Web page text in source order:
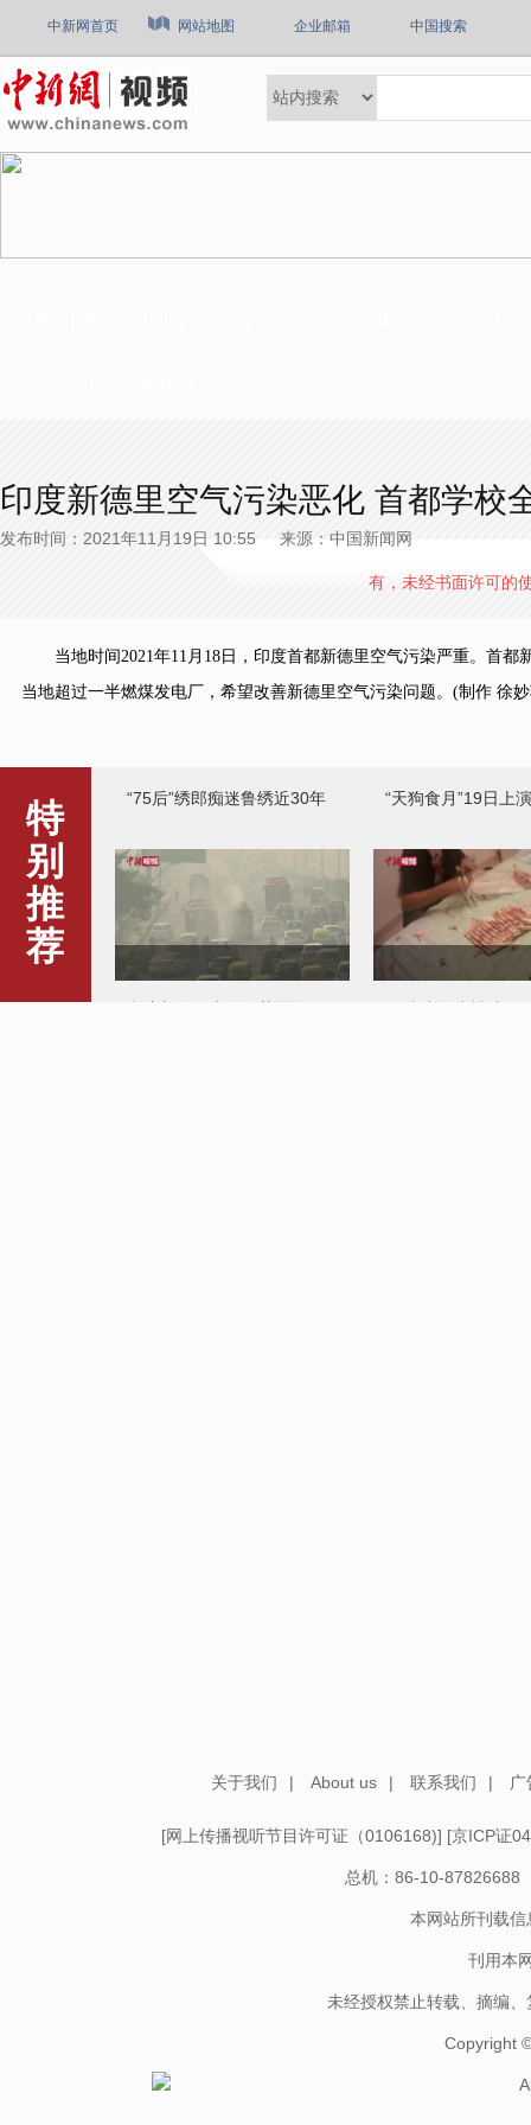
中新网首页 网站地图 企业邮箱 中国搜索
印度新德里空气污染恶化 首都学校
发布时间：2021年11月19日 10:55 来源：中国新闻网
有，未经书面许可的
当地时间2021年11月18日，印度首都新德里空气污染严重。首都
当地超过一半燃煤发电厂，希望改善新德里空气污染问题。(制作 徐
特
别
推
荐
印度新德里空气污染恶化 12岁小学生被骗7.7
关于我们 | About us | 联系我们 |
[网上传播视听节目许可证（0106168)] [京ICP证
总机：86-10-87826688
本网站所刊载
刊用本
未经授权禁止转载、摘编
Copyright